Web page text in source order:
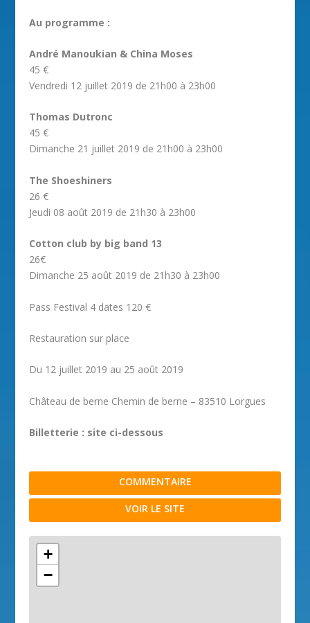
Au programme :
André Manoukian & China Moses
45 €
Vendredi 12 juillet 2019 de 21h00 à 23h00
Thomas Dutronc
45 €
Dimanche 21 juillet 2019 de 21h00 à 23h00
The Shoeshiners
26 €
Jeudi 08 août 2019 de 21h30 à 23h00
Cotton club by big band 13
26€
Dimanche 25 août 2019 de 21h30 à 23h00
Pass Festival 4 dates 120 €
Restauration sur place
Du 12 juillet 2019 au 25 août 2019
Château de berne Chemin de berne – 83510 Lorgues
Billetterie : site ci-dessous
COMMENTAIRE
VOIR LE SITE
+
−